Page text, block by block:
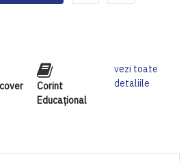
Corint
Educaţional
vezi toate
detaliile